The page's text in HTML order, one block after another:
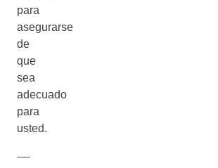
para
asegurarse
de
que
sea
adecuado
para
usted.